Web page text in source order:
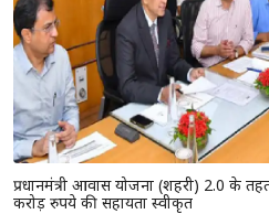
प्रधानमंत्री आवास योजना (शहरी) 2.0 के
करोड़ रुपये की सहायता स्वीकृत